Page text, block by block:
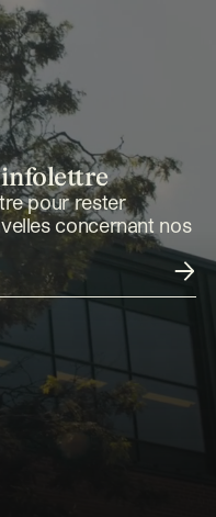
infolettre
pour rester
concernant nos